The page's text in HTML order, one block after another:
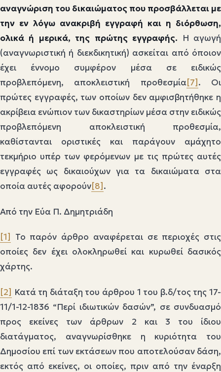
αναγνώριση του δικαιώματος που προσβάλλεται με
την εν λόγω ανακριβή εγγραφή και η διόρθωση,
ολικά ή μερικά, της πρώτης εγγραφής. Η αγωγή
(αναγνωριστική ή διεκδικητική) ασκείται από όποιον
έχει έννομο συμφέρον μέσα σε ειδικώς
προβλεπόμενη, αποκλειστική προθεσμία[7] . Οι
πρώτες εγγραφές, των οποίων δεν αμφισβητήθηκε η
ακρίβεια ενώπιον των δικαστηρίων μέσα στην ειδικώς
προβλεπόμενη αποκλειστική προθεσμία,
καθίστανται οριστικές και παράγουν αμάχητο
τεκμήριο υπέρ των φερόμενων με τις πρώτες αυτές
εγγραφές ως δικαιούχων για τα δικαιώματα στα
οποία αυτές αφορούν[8] .
Από την Εύα Π. Δημητριάδη
[1]
Το παρόν άρθρο αναφέρεται σε περιοχές στις
οποίες δεν έχει ολοκληρωθεί και κυρωθεί δασικός
χάρτης.
[2] Κατά τη διάταξη του άρθρου 1 του β.δ/τος της 17-
11/1-12-1836 “Περί ιδιωτικών δασών”, σε συνδυασμό
προς εκείνες των άρθρων 2 και 3 του ίδιου
διατάγματος, αναγνωρίσθηκε η κυριότητα του
Δημοσίου επί των εκτάσεων που αποτελούσαν δάση,
εκτός από εκείνες, οι οποίες, πριν από την έναρξη